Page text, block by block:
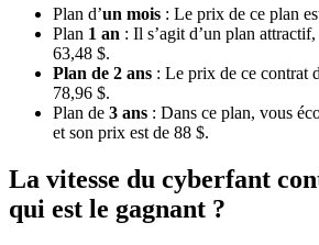
Plan d’un mois : Le prix de ce plan
Plan 1 an : Il s’agit d’un plan
63,48 $.
Plan de 2 ans : Le prix de ce contrat
78,96 $.
Plan de 3 ans : Dans ce plan, vous
et son prix est de 88 $.
La vitesse du cyberfant
qui est le gagnant ?